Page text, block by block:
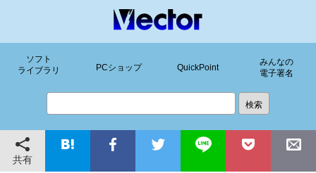
ソフト
ライブラリ
PCショップ QuickPoint
みんなの
電子署名
共有